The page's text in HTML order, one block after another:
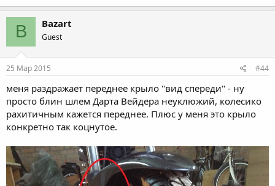
B Bazart
Guest
25 Мар 2015 #44
меня раздражает переднее крыло "вид спереди" - ну
просто блин шлем Дарта Вейдера неуклюжий, колесико
рахитичным кажется переднее. Плюс у меня это крыло
конкретно так коцнутое.